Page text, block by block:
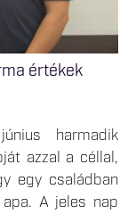
értékek
harmadik
azzal a céllal,
egy családban
A jeles nap